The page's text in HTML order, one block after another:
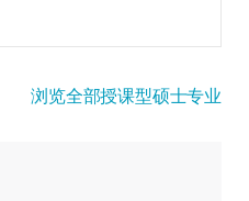
浏览全部授课型硕士专业